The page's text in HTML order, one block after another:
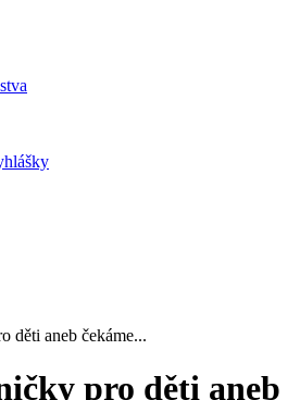
děti aneb čekáme...
pro děti aneb